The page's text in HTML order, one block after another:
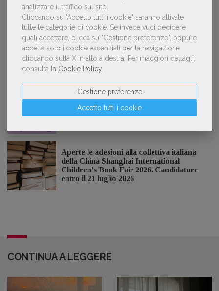
analizzare il traffico sul sito.
Cliccando su "Accetto tutti i cookie" saranno attivate
tutte le categorie di cookie. Se invece vuoi decidere
quali accettare, clicca su "Gestione preferenze", oppure
accetta solo i cookie essenziali per la navigazione
cliccando sulla X in alto a destra.
Per maggiori dettagli,
consulta la Cookie Policy
Accetto tutti i cookie
Gestione preferenze
«La voce umana? Ha un valore aggiunto
impareggiabile». Simona Musmeci, product
manager ebook e audiolibri
NOTIZIE DALL'AIE
Il Premio Inge Feltrinelli apre le
candidature per la quinta edizione,
dedicata al tema della pace
Aperte le adesioni alla collettiva italiana
della China Shanghai International
Children's Book Fair 2026. Candidature
entro il 21 luglio 2026
CONTINUA A LEGGERE